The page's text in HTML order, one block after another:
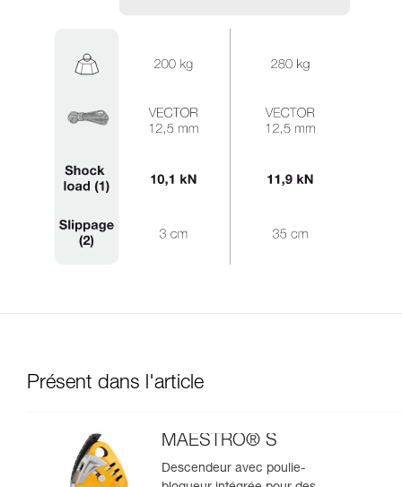
Présent dans l'article
MAESTRO® S
Descendeur avec poulie-